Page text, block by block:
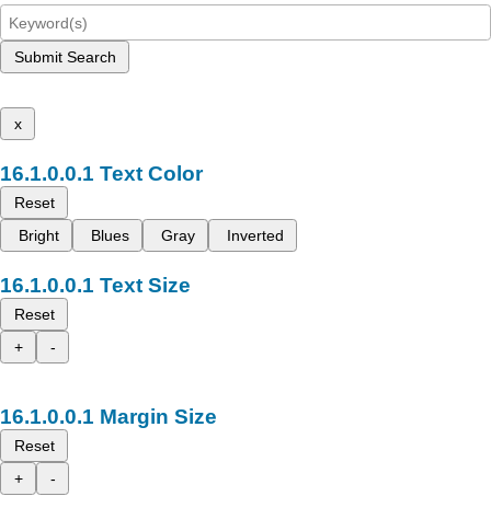
Submit Search
x
Text Color
Reset
Bright
Blues Gray Inverted
Text Size
Reset
+
-
Margin Size
Reset
+
-